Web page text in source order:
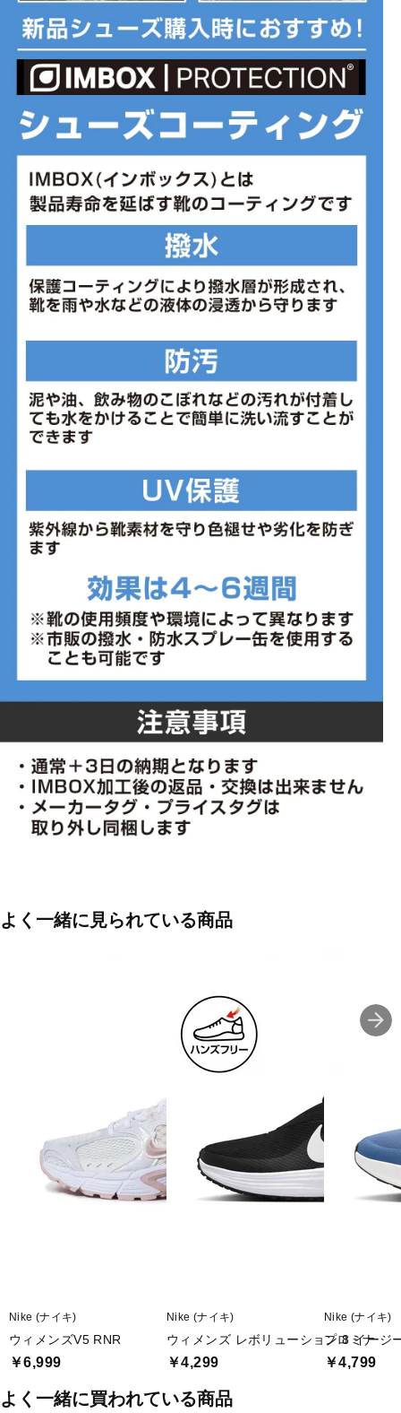
※ブランドやシリーズによっては甲高や幅等小さめに作られている
ことがあります。あくまで目安としてご判断ください。
※こちらの商品は店頭と在庫を共有しているためパッケージの一部
破損や試着による若干の汚損がある場合がございます。初期不良以
外、上記の理由による返品交換は致しかねます。予めご了承いただ
けますようよろしくお願いします。
■メーカー型番：IB3952001
よく一緒に見られている商品
Nike (ナイキ)
ウィメンズV5 RNR
￥6,999
Nike (ナイキ)
ウィメンズ レボリューション 8 イージ
￥4,299
Nike (ナイキ)
プロミナ
￥4,799
よく一緒に買われている商品